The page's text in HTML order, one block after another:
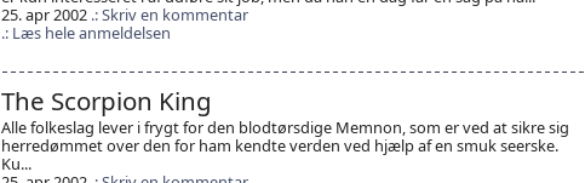
25. apr 2002
Skriv en kommentar
Læs hele anmeldelsen
The Scorpion King
Alle folkeslag lever i frygt for den blodtørsdige Memnon, som er ved at sikre sig
herredømmet over den for ham kendte verden ved hjælp af en smuk seerske.
Ku...